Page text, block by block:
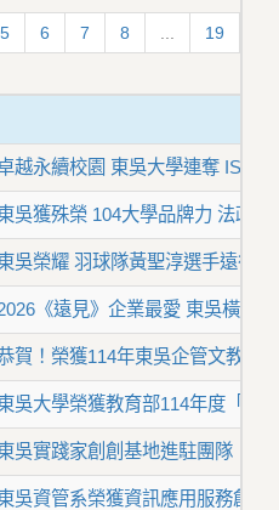
5 6 7 8 19
越永續校園 東吳大學連奪 ISO
吳獲殊榮 104大學品牌力 法政
吳榮耀 羽球隊黃聖淳選手遠征
《遠見》企業最愛 東吳橫掃
賀！榮獲114年東吳企管文教基
吳大學榮獲教育部114年度「品
吳實踐家創創基地進駐團隊「
吳資管系榮獲資訊應用服務創新